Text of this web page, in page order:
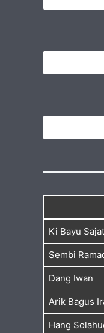
Ki Bayu
Sembi
Dang Iwan
Arik Bagus
Hang